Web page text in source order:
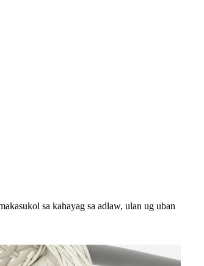
sa kahayag sa adlaw, ulan ug uban